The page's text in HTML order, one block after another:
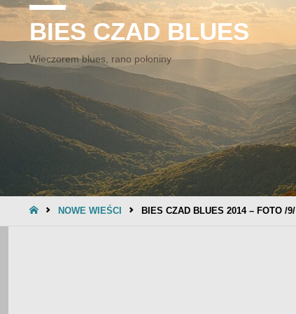
BIES CZAD BLUES
Wieczorem blues, rano połoniny
STRONA
NOWE WIEŚCI BIES CZAD BLUES 2014 – FOTO /9/